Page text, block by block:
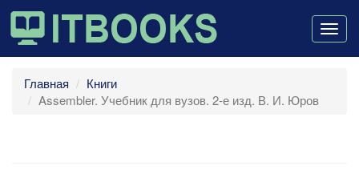
Главная
Книги
Assembler. Учебник для вузов. 2-е изд. В. И. Юров